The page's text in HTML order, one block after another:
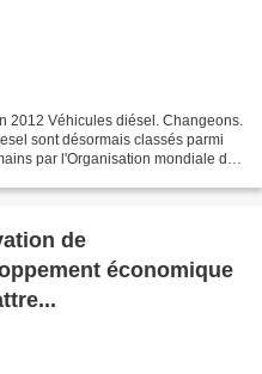
2012 Véhicules diésel. Changeons.
sont désormais classés parmi
par l'Organisation mondiale de
de
économique